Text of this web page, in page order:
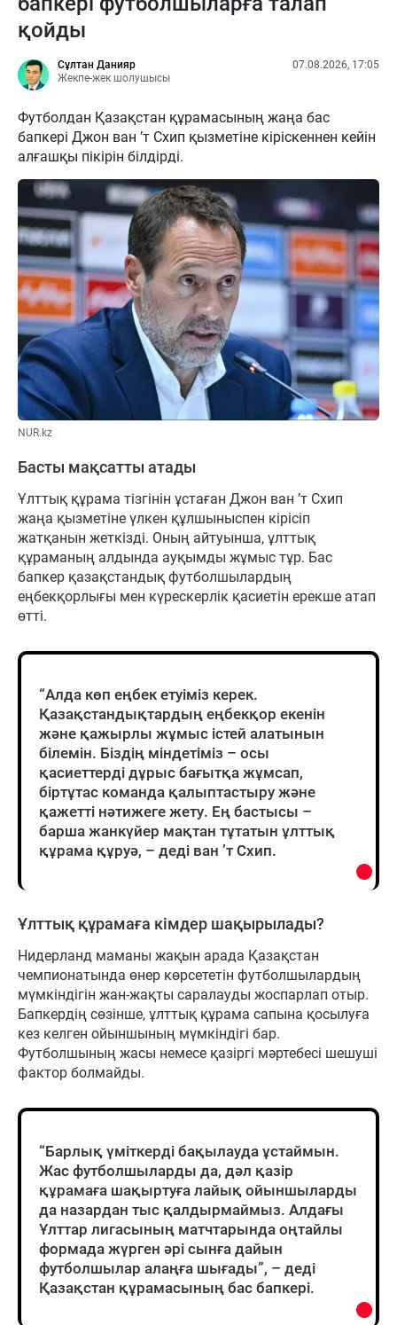
қойды
Сұлтан Данияр
Жекпе-жек шолушысы
07.08.2026, 17:05
Футболдан Қазақстан құрамасының жаңа бас
бапкері Джон ван ’т Схип қызметіне кіріскеннен кейін
алғашқы пікірін білдірді.
NUR.kz
Басты мақсатты атады
Ұлттық құрама тізгінін ұстаған Джон ван ’т Схип
жаңа қызметіне үлкен құлшыныспен кірісіп
жатқанын жеткізді. Оның айтуынша, ұлттық
құраманың алдында ауқымды жұмыс тұр. Бас
бапкер қазақстандық футболшылардың
еңбекқорлығы мен күрескерлік қасиетін ерекше атап
өтті.
“Алда көп еңбек етуіміз керек.
Қазақстандықтардың еңбекқор екенін
және қажырлы жұмыс істей алатынын
білемін. Біздің міндетіміз – осы
қасиеттерді дұрыс бағытқа жұмсап,
біртұтас команда қалыптастыру және
қажетті нәтижеге жету. Ең бастысы –
барша жанкүйер мақтан тұтатын ұлттық
құрама құруә, – деді ван ’т Схип.
Ұлттық құрамаға кімдер шақырылады?
Нидерланд маманы жақын арада Қазақстан
чемпионатында өнер көрсететін футболшылардың
мүмкіндігін жан-жақты саралауды жоспарлап отыр.
Бапкердің сөзінше, ұлттық құрама сапына қосылуға
кез келген ойыншының мүмкіндігі бар.
Футболшының жасы немесе қазіргі мәртебесі шешуші
фактор болмайды.
“Барлық үміткерді бақылауда ұстаймын.
Жас футболшыларды да, дәл қазір
құрамаға шақыртуға лайық ойыншыларды
да назардан тыс қалдырмаймыз. Алдағы
Ұлттар лигасының матчтарында оңтайлы
формада жүрген әрі сынға дайын
футболшылар алаңға шығады”, – деді
Қазақстан құрамасының бас бапкері.